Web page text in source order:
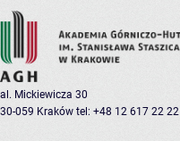
al. Mickiewicza 30
30-059 Kraków tel: +48 12 617 22 22